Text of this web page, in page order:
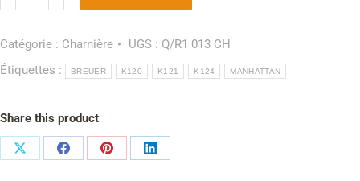
Catégorie : Charnière UGS : Q/R1 013 CH
Étiquettes :
BREUER K120 K121 K124 MANHATTAN
Share this product